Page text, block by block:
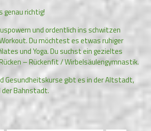
genau richtig!
und ordentlich ins schwitzen
Du möchtest es etwas ruhiger
und Yoga. Du suchst ein gezieltes
– Rückenfit / Wirbelsäulengymnastik.
Gesundheitskurse gibt es in der Altstadt,
Bahnstadt.